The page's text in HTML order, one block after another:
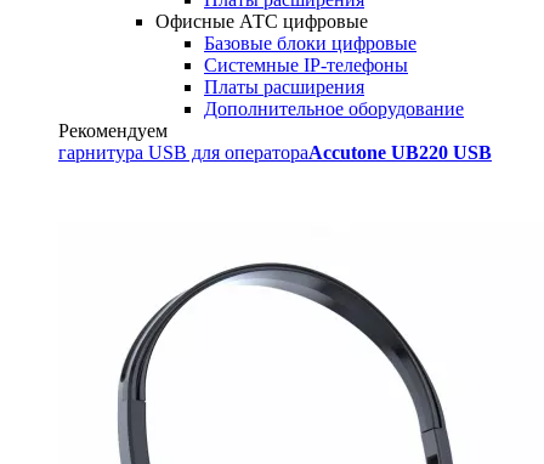
Офисные АТС цифровые
Базовые блоки цифровые
Системные IP-телефоны
Платы расширения
Дополнительное оборудование
Рекомендуем
гарнитура USB для оператораAccutone UB220 USB